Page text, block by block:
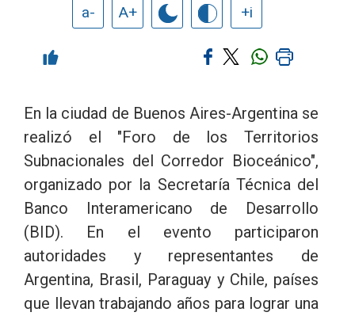
a- A+ +i
En la ciudad de Buenos Aires-Argentina se
realizó el "Foro de los Territorios
Subnacionales del Corredor Bioceánico",
organizado por la Secretaría Técnica del
Banco Interamericano de Desarrollo
(BID). En el evento participaron
autoridades y representantes de
Argentina, Brasil, Paraguay y Chile, países
que llevan trabajando años para lograr una